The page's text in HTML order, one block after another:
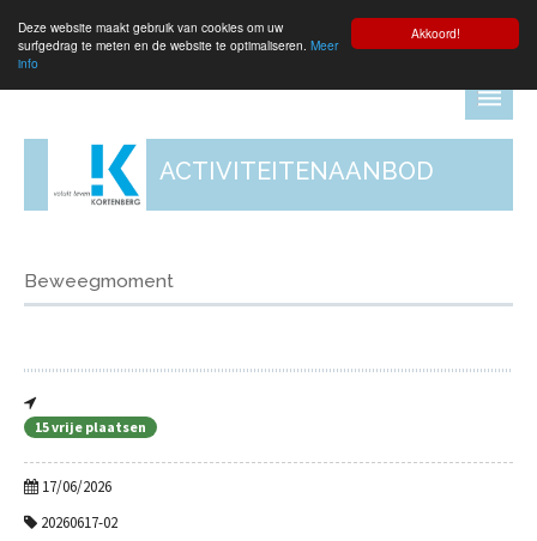
Akkoord!
Deze website maakt gebruik van cookies om uw
surfgedrag te meten en de website te optimaliseren. Meer
info
ACTIVITEITENAANBOD
Beweegmoment
15 vrije plaatsen
17/06/2026
20260617-02